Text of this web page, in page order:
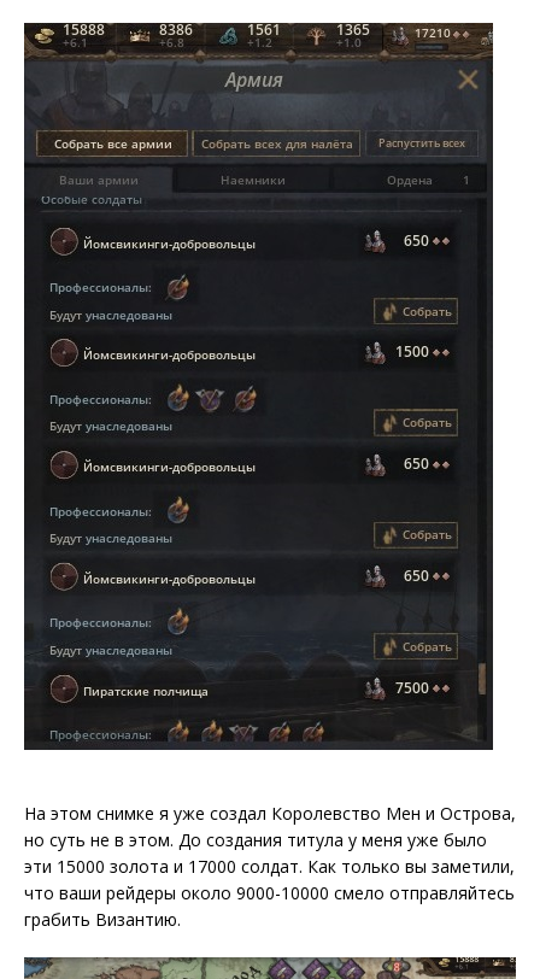
На этом снимке я уже создал Королевство Мен и Острова,
но суть не в этом. До создания титула у меня уже было
эти 15000 золота и 17000 солдат. Как только вы заметили,
что ваши рейдеры около 9000-10000 смело отправляйтесь
грабить Византию.